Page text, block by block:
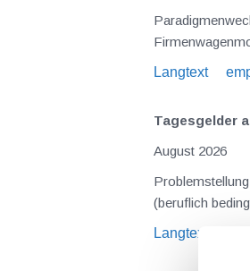
Paradigmenwechsel bei der
Langtext
Tagesgelder
August 2026
Problemstellung und rechtlicher Hintergrund
(beruflich
Langtext